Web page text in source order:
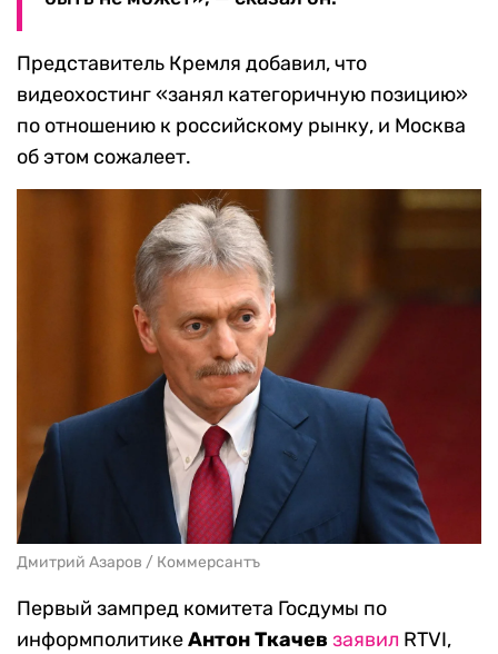
Представитель Кремля добавил, что
видеохостинг «занял категоричную позицию»
по отношению к российскому рынку, и Москва
об этом сожалеет.
Дмитрий Азаров / Коммерсантъ
Первый зампред комитета Госдумы по
информполитикеАнтон Ткачев заявил RTVI,